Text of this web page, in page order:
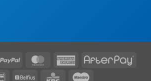
PayPal MasterCardAmerican
BancontactBelfius KBC